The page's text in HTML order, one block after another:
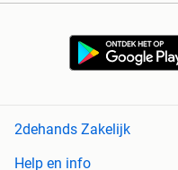
2dehands Zakelijk
Help en info